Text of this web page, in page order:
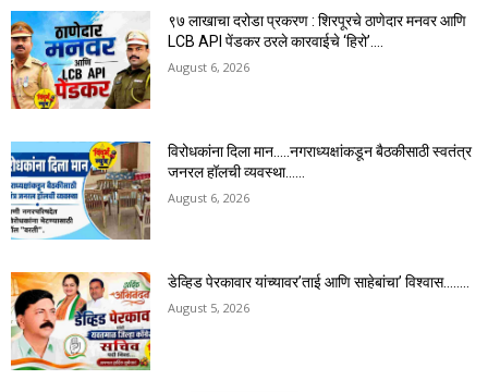
९७ लाखाचा दरोडा प्रकरण : शिरपूरचे ठाणेदार मनवर आणि
LCB API पेंडकर ठरले कारवाईचे ‘हिरो’….
August 6, 2026
विरोधकांना दिला मान…..नगराध्यक्षांकडून बैठकीसाठी स्वतंत्र
जनरल हॉलची व्यवस्था……
August 6, 2026
डेव्हिड पेरकावार यांच्यावर’ताई आणि साहेबांचा’ विश्वास……..
August 5, 2026